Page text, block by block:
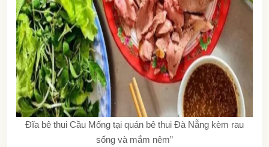
Đĩa bê thui Cầu Mống tại quán bê thui Đà Nẵng kèm rau
sống và mắm nêm”